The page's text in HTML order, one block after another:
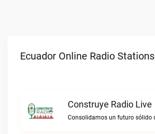
Ecuador Online Radio Stations
Construye Radio Live